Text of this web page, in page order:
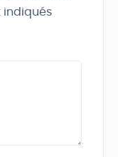
indiqués